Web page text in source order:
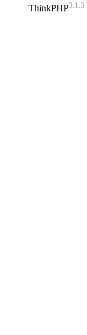
ThinkPHP3.1.3